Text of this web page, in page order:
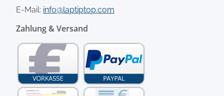
E-Mail: info@laptiptop.com
Zahlung & Versand